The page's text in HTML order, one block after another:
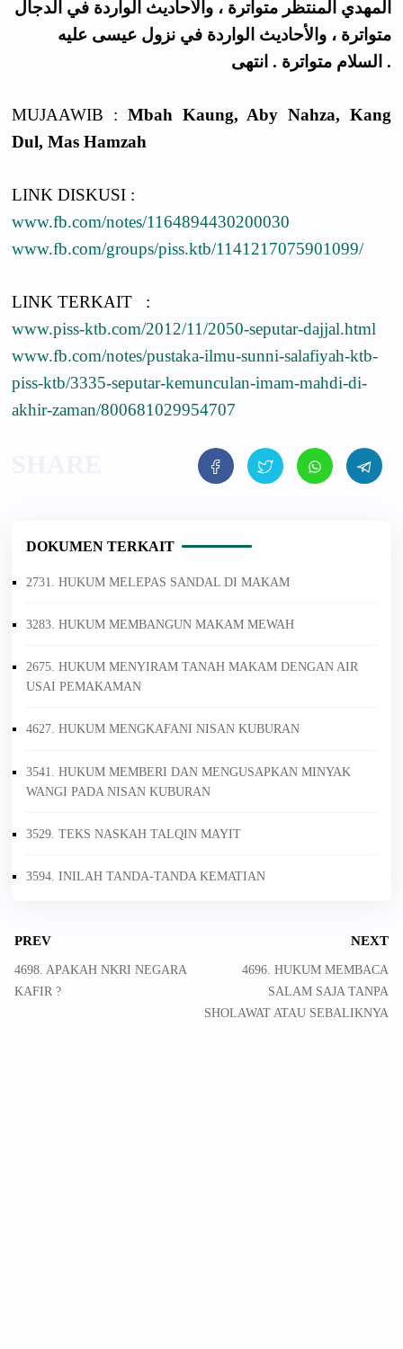
المهدي المنتظر متواترة ، والأحاديث الواردة في الدجال
متواترة ، والأحاديث الواردة في نزول عيسى عليه
السلام متواترة . انتهى .
MUJAAWIB : Mbah Kaung, Aby Nahza, Kang
Dul, Mas Hamzah
LINK DISKUSI :
www.fb.com/notes/1164894430200030
www.fb.com/groups/piss.ktb/1141217075901099/
LINK TERKAIT :
www.piss-ktb.com/2012/11/2050-seputar-dajjal.html
www.fb.com/notes/pustaka-ilmu-sunni-salafiyah-ktb-
piss-ktb/3335-seputar-kemunculan-imam-mahdi-di-
akhir-zaman/800681029954707
DOKUMEN TERKAIT
2731. HUKUM MELEPAS SANDAL DI MAKAM
3283. HUKUM MEMBANGUN MAKAM MEWAH
2675. HUKUM MENYIRAM TANAH MAKAM DENGAN AIR
USAI PEMAKAMAN
4627. HUKUM MENGKAFANI NISAN KUBURAN
3541. HUKUM MEMBERI DAN MENGUSAPKAN MINYAK
WANGI PADA NISAN KUBURAN
3529. TEKS NASKAH TALQIN MAYIT
3594. INILAH TANDA-TANDA KEMATIAN
PREV
4698. APAKAH NKRI NEGARA
KAFIR ?
NEXT
4696. HUKUM MEMBACA
SALAM SAJA TANPA
SHOLAWAT ATAU SEBALIKNYA